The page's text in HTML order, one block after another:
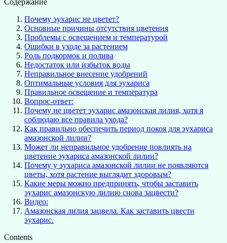
Почему эухарис не цветет?
Основные причины отсутствия цветения
Проблемы с освещением и температурой
Ошибки в уходе за растением
Роль подкормок и полива
Недостаток или избыток воды
Неправильное внесение удобрений
Оптимальные условия для эухариса
Правильное освещение и температура
Вопрос-ответ:
Почему не цветет эухарис амазонская лилия, хотя я
соблюдаю все правила ухода?
Как правильно обеспечить период покоя для эухариса
амазонской лилии?
Может ли неправильное удобрение повлиять на
цветение эухариса амазонской лилии?
Почему у эухариса амазонской лилии не появляются
цветы, хотя растение выглядит здоровым?
Какие меры можно предпринять, чтобы заставить
эухарис амазонскую лилию снова зацвести?
Видео:
Амазонская лилия зацвела. Как заставить цвести
эухарис.
Contents